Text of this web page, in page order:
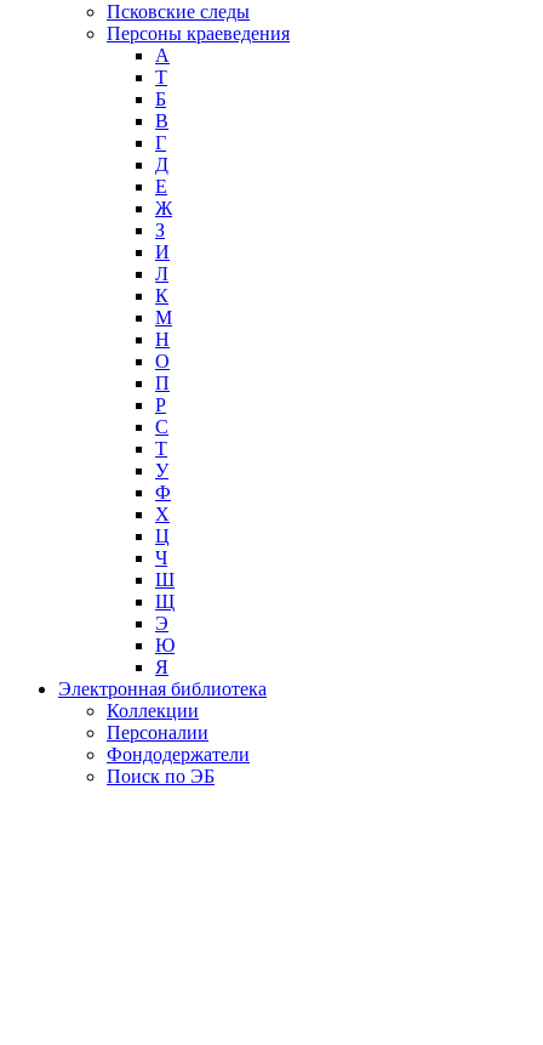
Псковские следы
Персоны краеведения
А
T
Б
В
Г
Д
Е
Ж
З
И
Л
К
М
Н
О
П
Р
С
Т
У
Ф
Х
Ц
Ч
Ш
Щ
Э
Ю
Я
Электронная библиотека
Коллекции
Персоналии
Фондодержатели
Поиск по ЭБ